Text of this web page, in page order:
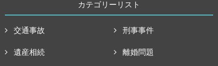
カテゴリーリスト
交通事故 刑事事件
遺産相続 離婚問題